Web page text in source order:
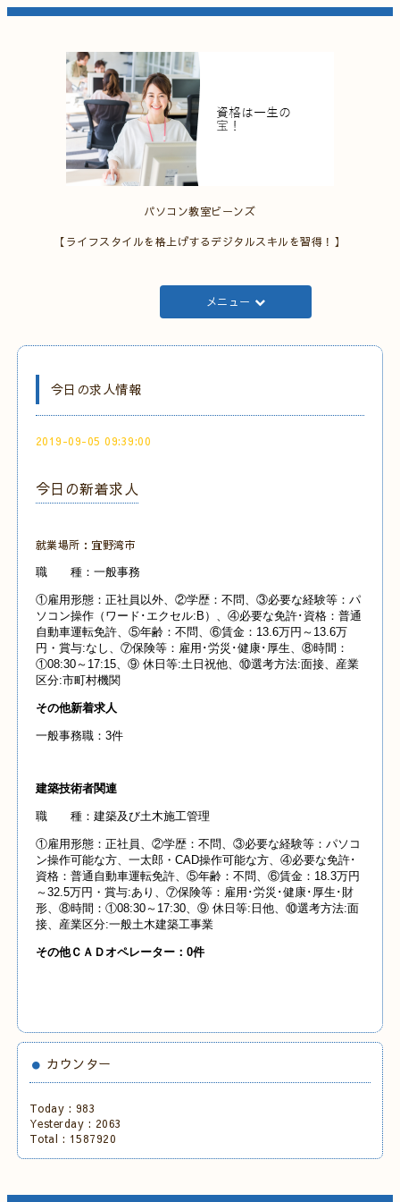
パソコン教室ビーンズ
【ライフスタイルを格上げするデジタルスキルを習得！】
メニュー
今日の求人情報
2019-09-05 09:39:00
今日の新着求人
就業場所：宜野湾市
職 種：一般事務
①雇用形態：正社員以外、②学歴：不問、③必要な経験等：パ
ソコン操作（ワード･エクセル:B）、④必要な免許･資格：普通
自動車運転免許、⑤年齢：不問、⑥賃金：13.6万円～13.6万
円・賞与:なし、⑦保険等：雇用･労災･健康･厚生、⑧時間：
①08:30～17:15、⑨ 休日等:土日祝他、⑩選考方法:面接、産業
区分:市町村機関
その他新着求人
一般事務職：3件
建築技術者関連
職 種：建築及び土木施工管理
①雇用形態：正社員、②学歴：不問、③必要な経験等：パソコ
ン操作可能な方、一太郎・CAD操作可能な方、④必要な免許･
資格：普通自動車運転免許、⑤年齢：不問、⑥賃金：18.3万円
～32.5万円・賞与:あり、⑦保険等：雇用･労災･健康･厚生･財
形、⑧時間：①08:30～17:30、⑨ 休日等:日他、⑩選考方法:面
接、産業区分:一般土木建築工事業
その他ＣＡＤオペレーター：0件
カウンター
Today : 983
Yesterday : 2063
Total : 1587920